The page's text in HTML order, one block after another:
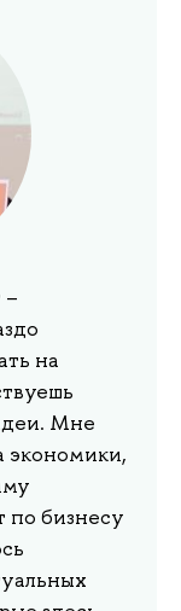
–
на
Мне
экономики,
по бизнесу